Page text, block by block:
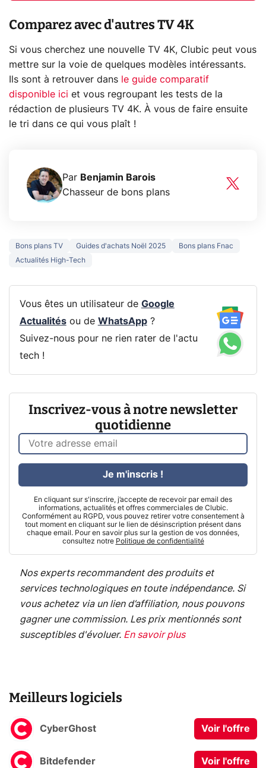
Comparez avec d'autres TV 4K
Si vous cherchez une nouvelle TV 4K, Clubic peut vous
mettre sur la voie de quelques modèles intéressants.
Ils sont à retrouver dans le guide comparatif
disponible ici et vous regroupant les tests de la
rédaction de plusieurs TV 4K. À vous de faire ensuite
le tri dans ce qui vous plaît !
Par Benjamin Barois
Chasseur de bons plans
Bons plans TV Guides d'achats Noël 2025
Bons plans Fnac
Actualités High-Tech
Vous êtes un utilisateur de Google
Actualitésou de WhatsApp?
Suivez-nous pour ne rien rater de l'actu
tech !
Inscrivez-vous à notre newsletter
quotidienne
En cliquant sur s'inscrire, j’accepte de recevoir par email des
informations, actualités et offres commerciales de Clubic.
Conformément au RGPD, vous pouvez retirer votre consentement à
tout moment en cliquant sur le lien de désinscription présent dans
chaque email. Pour en savoir plus sur la gestion de vos données,
consultez notre Politique de confidentialité
Je m'inscris !
Nos experts recommandent des produits et
services technologiques en toute indépendance. Si
vous achetez via un lien d’affiliation, nous pouvons
gagner une commission. Les prix mentionnés sont
susceptibles d'évoluer. En savoir plus
Meilleurs logiciels
CyberGhost Voir l'offre
Bitdefender Voir l'offre